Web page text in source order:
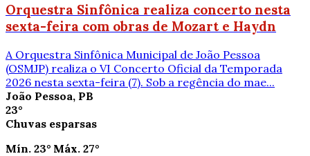
Orquestra Sinfônica realiza concerto nesta
sexta-feira com obras de Mozart e Haydn
A Orquestra Sinfônica Municipal de João Pessoa
(OSMJP) realiza o VI Concerto Oficial da Temporada
2026 nesta sexta-feira (7). Sob a regência do mae...
João Pessoa, PB
23°
Chuvas esparsas
Mín. 23° Máx. 27°